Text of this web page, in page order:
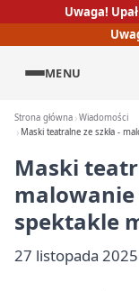
Uwaga!
MENU
Strona główna Wiadomości
Maski teatralne ze szkła -
Maski
malowanie
spektakle
27 listopada 2025